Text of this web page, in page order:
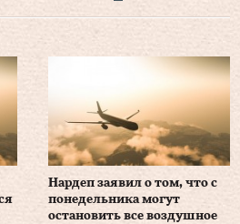
Нардеп заявил о том, что с
понедельника могут
остановить все воздушное